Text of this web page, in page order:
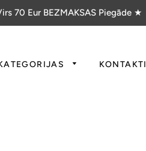
70 Eur BEZMAKSAS Piegāde ★
KONTAKTI